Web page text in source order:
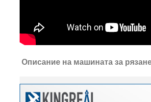
Описание на машината за